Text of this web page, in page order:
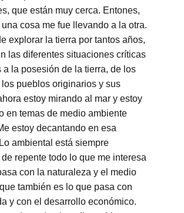
que están muy cerca. Entones,
cosa me fue llevando a la otra.
explorar la tierra por tantos años,
las diferentes situaciones críticas
a la posesión de la tierra, de los
los pueblos originarios y sus
estoy mirando al mar y estoy
en temas de medio ambiente
estoy decantando en esa
ambiental está siempre
repente todo lo que me interesa
con la naturaleza y el medio
también es lo que pasa con
y con el desarrollo económico.